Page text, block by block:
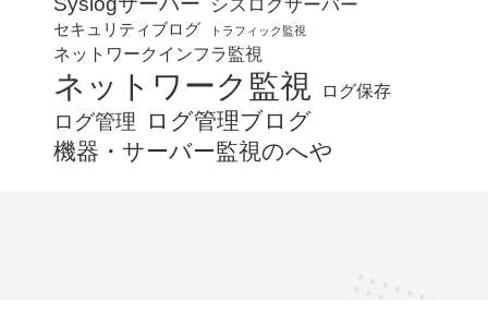
シスログサーバー
セキュリティブログ トラフィック監視
ネットワークインフラ監視
ネットワーク監視 ログ保存
ログ管理
ログ管理ブログ
機器・サーバー監視のへや